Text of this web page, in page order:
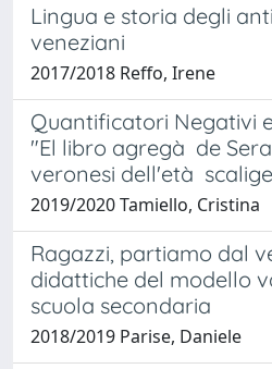
Lingua e storia degli
veneziani
2017/2018 Reffo, Irene
Quantificatori Negativi
"El libro agregà de
veronesi dell'età
2019/2020 Tamiello, Cristina
Ragazzi, partiamo dal
didattiche del modello
scuola secondaria
2018/2019 Parise, Daniele